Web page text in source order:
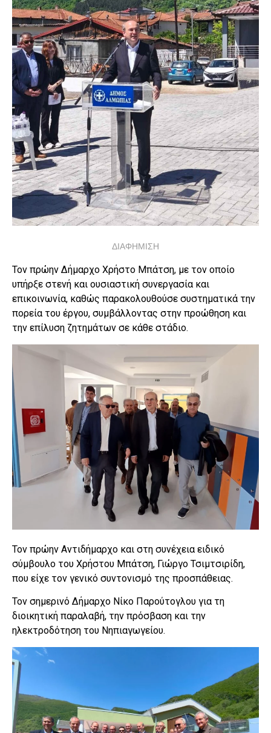
ΔΙΑΦΗΜΙΣΗ
Τον πρώην Δήμαρχο Χρήστο Μπάτση, με τον οποίο
υπήρξε στενή και ουσιαστική συνεργασία και
επικοινωνία, καθώς παρακολουθούσε συστηματικά την
πορεία του έργου, συμβάλλοντας στην προώθηση και
την επίλυση ζητημάτων σε κάθε στάδιο.
Τον πρώην Αντιδήμαρχο και στη συνέχεια ειδικό
σύμβουλο του Χρήστου Μπάτση, Γιώργο Τσιμτσιρίδη,
που είχε τον γενικό συντονισμό της προσπάθειας.
Τον σημερινό Δήμαρχο Νίκο Παρούτογλου για τη
διοικητική παραλαβή, την πρόσβαση και την
ηλεκτροδότηση του Νηπιαγωγείου.